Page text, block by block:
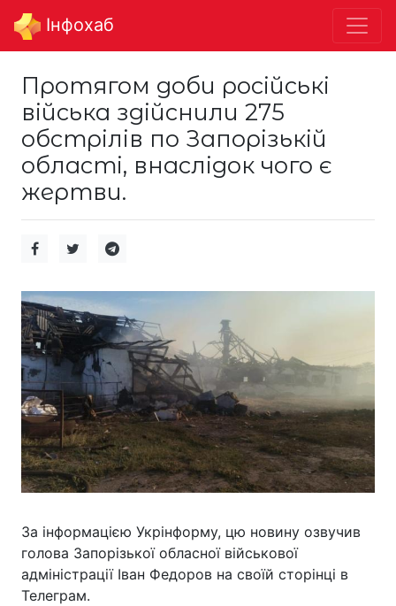
Інфохаб
Протягом доби російські
війська здійснили 275
обстрілів по Запорізькій
області, внаслідок чого є
жертви.
За інформацією Укрінформу, цю новину озвучив
голова Запорізької обласної військової
адміністрації Іван Федоров на своїй сторінці в
Телеграм.